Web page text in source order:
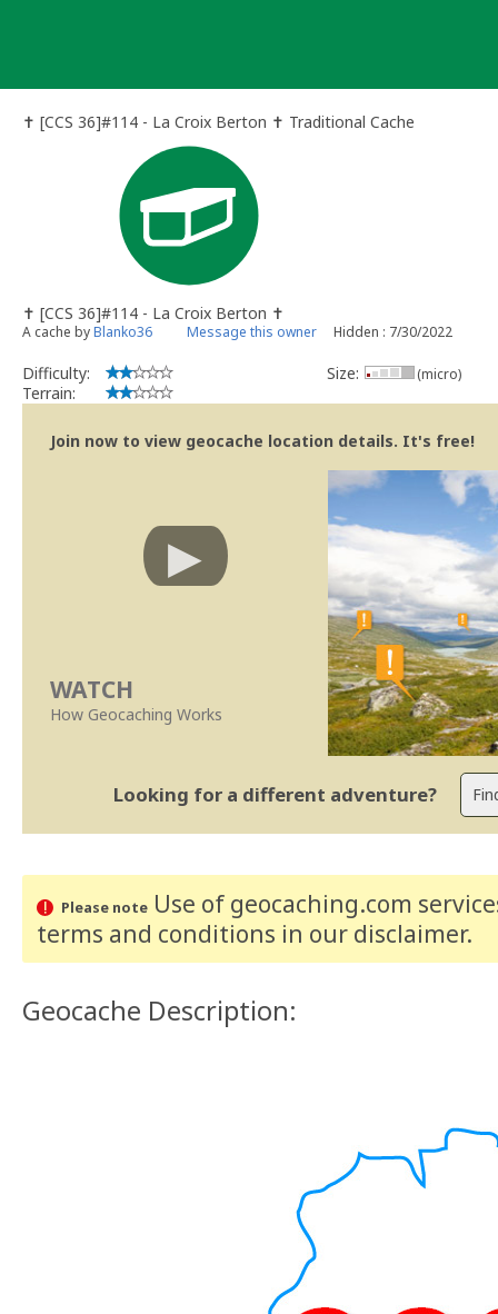
✝️ [CCS 36]#114 - La Croix Berton ✝️ Traditional Cache
✝️ [CCS 36]#114 - La Croix Berton ✝️
A cache byBlanko36 Message this owner Hidden : 7/30/2022
Difficulty:
Terrain:
Size: (micro)
Join now to view geocache location details. It's free!
WATCH
How Geocaching Works
Looking for a different adventure?
Please noteUse of geocaching.com
terms and conditions in our disclaimer.
Geocache Description: